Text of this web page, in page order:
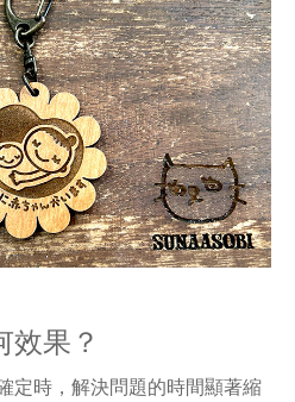
效果？
定時，解決問題的時間顯著縮